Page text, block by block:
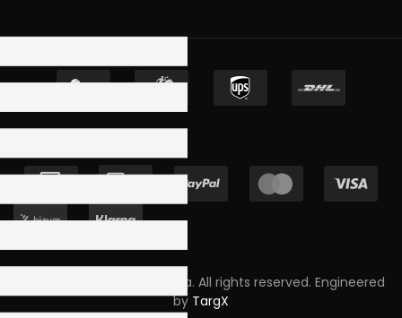
Copyright © 2023 Skpro, Lda. All rights reserved. Engineered
by TargX